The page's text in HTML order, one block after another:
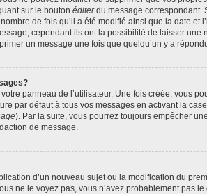
sur le bouton éditerdu message correspondant.
de fois qu’il a été modifié ainsi que la date et
cependant ils ont la possibilité de laisser
un message une fois que quelqu’un y a
panneau de l’utilisateur. Une fois créée, vous
par défaut à tous vos messages en activant la
). Par la suite, vous pourrez toujours empêcher
de message.
d’un nouveau sujet ou la modification du
ne le voyez pas, vous n’avez probablement pas